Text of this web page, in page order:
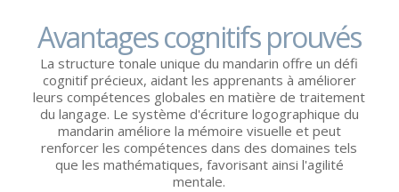
Avantages cognitifs prouvés
La structure tonale unique du mandarin offre un défi
cognitif précieux, aidant les apprenants à améliorer
leurs compétences globales en matière de traitement
du langage. Le système d'écriture logographique du
mandarin améliore la mémoire visuelle et peut
renforcer les compétences dans des domaines tels
que les mathématiques, favorisant ainsi l'agilité
mentale.